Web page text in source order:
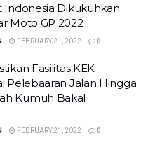
Indonesia Dikukuhkan
Moto GP 2022
FEBRUARY 21, 2022 0
Fasilitas KEK
Pelebaaran Jalan Hingga
Kumuh Bakal
FEBRUARY 21, 2022 0